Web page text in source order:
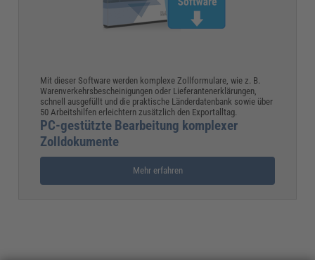
Mit dieser Software werden komplexe Zollformulare, wie z. B.
Warenverkehrsbescheinigungen oder Lieferantenerklärungen,
schnell ausgefüllt und die praktische Länderdatenbank sowie über
50 Arbeitshilfen erleichtern zusätzlich den Exportalltag.
PC-gestützte Bearbeitung komplexer
Zolldokumente
Mehr erfahren